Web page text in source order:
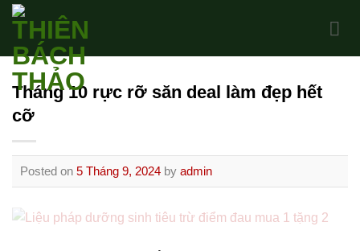
Skip
content
Tháng 10 rực rỡ săn deal làm đẹp hết
cỡ
Posted on 5 Tháng 9, 2024 by admin